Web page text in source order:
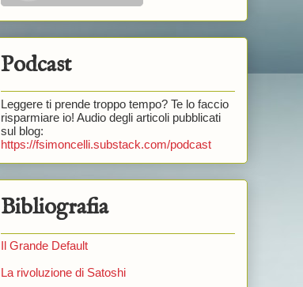
Podcast
Leggere ti prende troppo tempo? Te lo faccio
risparmiare io! Audio degli articoli pubblicati
sul blog:
https://fsimoncelli.substack.com/podcast
Bibliografia
Il Grande Default
La rivoluzione di Satoshi